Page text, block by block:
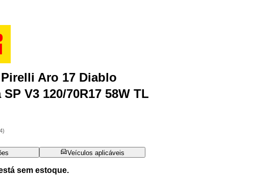
Aro 17 Diablo
V3 120/70R17 58W TL
)
Veículos aplicáveis
sem estoque.